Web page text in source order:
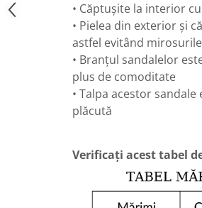
• Căptușite la interior
• Pielea din exterior și
astfel evitând
• Branțul sandalelor
plus de comoditate
• Talpa acestor
plăcută
Verificați acest tabel